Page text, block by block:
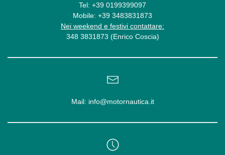
Tel: +39 0199399097
Mobile: +39 3483831873
Nei weekend e festivi contattare:
348 3831873 (Enrico Coscia)
Mail: info@motornautica.it